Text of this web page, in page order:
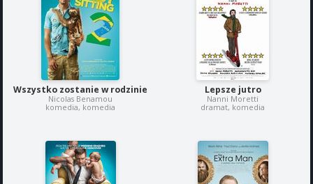
Wszystko zostanie w rodzinie
Nicolas Benamou
komedia, komedia
Lepsze jutro
Nanni Moretti
dramat, komedia